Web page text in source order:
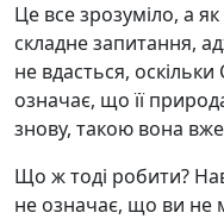
Це все зрозуміло, а
складне запитання,
не вдасться,
означає, що її
знову, такою вона
Що ж тоді робити?
не означає, що ви не